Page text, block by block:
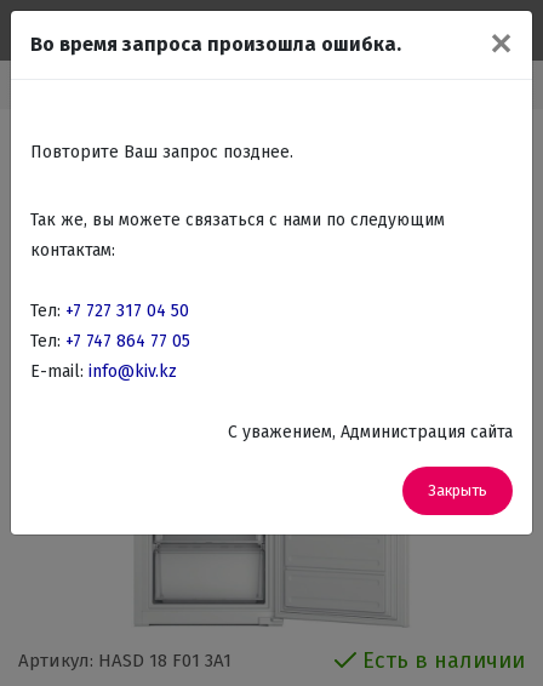
Артикул: HASD 18 F01 3A1 Есть в наличии
✕
Во время запроса произошла ошибка.
Повторите Ваш запрос позднее.
Так же, вы можете связаться с нами по следующим
контактам:
Тел: +7 727 317 04 50
Тел: +7 747 864 77 05
E-mail: info@kiv.kz
C уважением, Администрация сайта
Закрыть